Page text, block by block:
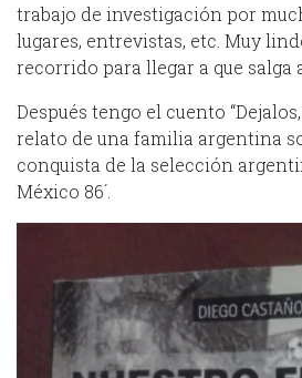
trabajo de investigación por
lugares, entrevistas, etc. Muy
recorrido para llegar a que salga
Después tengo el cuento
relato de una familia argentina
conquista de la selección
México 86´.